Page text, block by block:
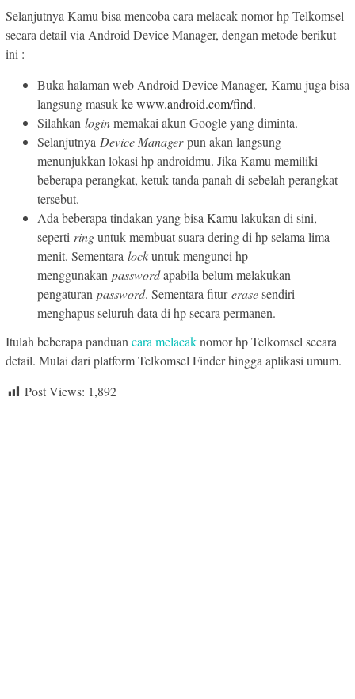
Selanjutnya Kamu bisa mencoba cara melacak nomor hp Telkomsel
secara detail via Android Device Manager, dengan metode berikut
ini :
Buka halaman web Android Device Manager, Kamu juga bisa
langsung masuk kewww.android.com/find.
Silahkan loginmemakai akun Google yang diminta.
Selanjutnya Device Managerpun akan langsung
menunjukkan lokasi hp androidmu. Jika Kamu memiliki
beberapa perangkat, ketuk tanda panah di sebelah perangkat
tersebut.
Ada beberapa tindakan yang bisa Kamu lakukan di sini,
seperti ringuntuk membuat suara dering di hp selama lima
menit. Sementara lockuntuk mengunci hp
menggunakan passwordapabila belum melakukan
pengaturan password. Sementara fiturerasesendiri
menghapus seluruh data di hp secara permanen.
Itulah beberapa panduan cara melacaknomor hp Telkomsel secara
detail. Mulai dari platform Telkomsel Finder hingga aplikasi umum.
Post Views: 1,892